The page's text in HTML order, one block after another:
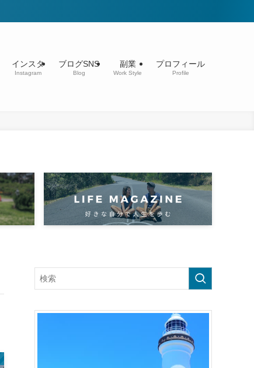
インスタ
Instagram
ブログSNS
Blog
副業
Work Style
プロフィール
Profile